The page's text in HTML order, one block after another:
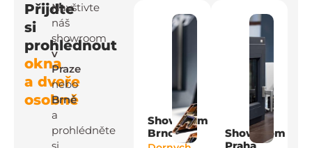
Přijďte
si
prohlédnout
okna
a dveře
osobně
Navštivte
náš
showroom
v
Praze
nebo
Brně
a
prohlédněte
Showroom
Brno
Showroom